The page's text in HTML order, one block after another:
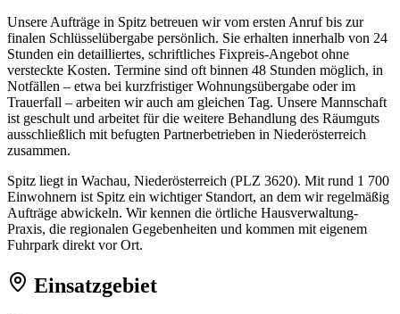
Unsere Aufträge in Spitz betreuen wir vom ersten Anruf bis zur
finalen Schlüsselübergabe persönlich. Sie erhalten innerhalb von 24
Stunden ein detailliertes, schriftliches Fixpreis-Angebot ohne
versteckte Kosten. Termine sind oft binnen 48 Stunden möglich, in
Notfällen – etwa bei kurzfristiger Wohnungsübergabe oder im
Trauerfall – arbeiten wir auch am gleichen Tag. Unsere Mannschaft
ist geschult und arbeitet für die weitere Behandlung des Räumguts
ausschließlich mit befugten Partnerbetrieben in Niederösterreich
zusammen.
Spitz liegt in Wachau, Niederösterreich (PLZ 3620). Mit rund 1 700
Einwohnern ist Spitz ein wichtiger Standort, an dem wir regelmäßig
Aufträge abwickeln. Wir kennen die örtliche Hausverwaltung-
Praxis, die regionalen Gegebenheiten und kommen mit eigenem
Fuhrpark direkt vor Ort.
Einsatzgebiet